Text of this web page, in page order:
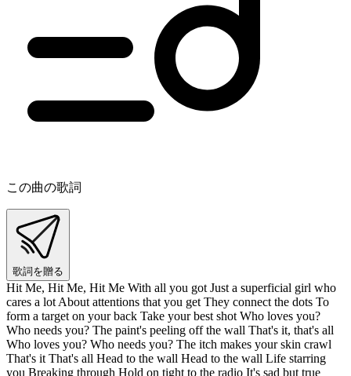
この曲の歌詞
歌詞を贈る
Hit Me, Hit Me, Hit Me With all you got Just a superficial girl who
cares a lot About attentions that you get They connect the dots To
form a target on your back Take your best shot Who loves you?
Who needs you? The paint's peeling off the wall That's it, that's all
Who loves you? Who needs you? The itch makes your skin crawl
That's it That's all Head to the wall Head to the wall Life starring
you Breaking through Hold on tight to the radio It's sad but true